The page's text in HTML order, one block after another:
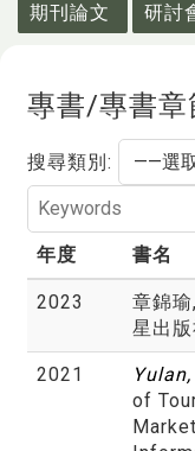
期刊論文
研討
專書/專書章
搜尋類別:
年度 書名
2023
章錦
星出
2021
of